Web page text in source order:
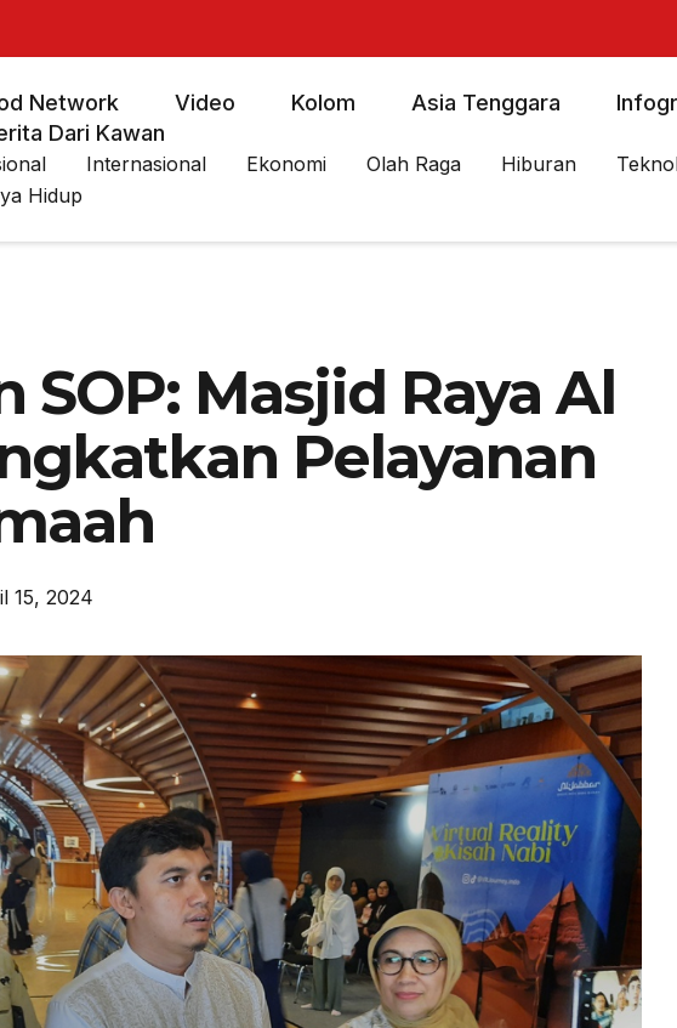
Network Video Kolom Asia Tenggara
Dari Kawan
Internasional Ekonomi Olah Raga Hiburan
Hidup
SOP: Masjid Raya Al
Pelayanan
15, 2024